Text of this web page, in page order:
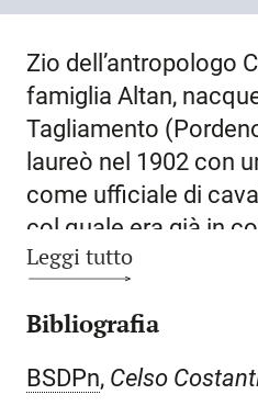
Zio dell’antropologo
famiglia Altan,
Tagliamento
laureò nel 1902 con
come ufficiale di
col quale era già in
delicato incarico a
spiritualità autentica
spense all’età di
Leggi tutto
Bibliografia
BSDPn, Celso